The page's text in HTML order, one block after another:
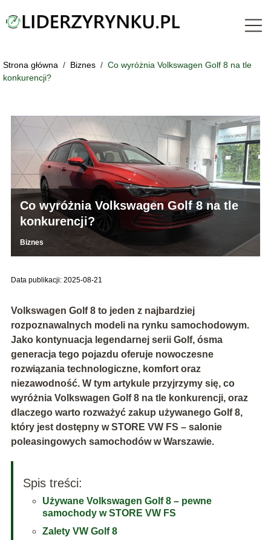
Strona główna / Biznes / Co wyróżnia Volkswagen Golf 8 na tle
konkurencji?
Co wyróżnia Volkswagen Golf 8 na tle
konkurencji?
Biznes
Data publikacji: 2025-08-21
Volkswagen Golf 8 to jeden z najbardziej
rozpoznawalnych modeli na rynku samochodowym.
Jako kontynuacja legendarnej serii Golf, ósma
generacja tego pojazdu oferuje nowoczesne
rozwiązania technologiczne, komfort oraz
niezawodność. W tym artykule przyjrzymy się, co
wyróżnia Volkswagen Golf 8 na tle konkurencji, oraz
dlaczego warto rozważyć zakup używanego Golf 8,
który jest dostępny w STORE VW FS – salonie
poleasingowych samochodów w Warszawie.
Spis treści:
Używane Volkswagen Golf 8 – pewne
samochody w STORE VW FS
Zalety VW Golf 8